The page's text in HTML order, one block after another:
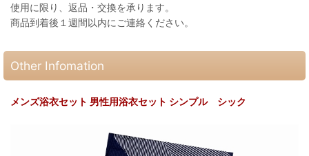
使用に限り、返品・交換を承ります。
商品到着後１週間以内にご連絡ください。
Other Infomation
メンズ浴衣セット 男性用浴衣セット シンプル シック